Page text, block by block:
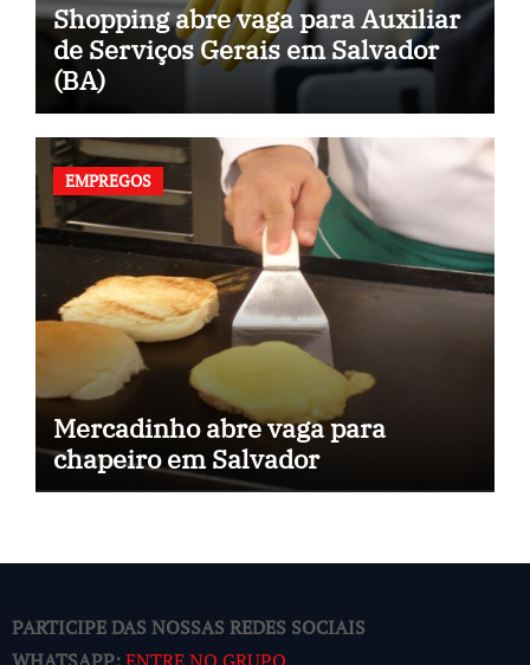
Shopping abre vaga para Auxiliar
de Serviços Gerais em Salvador
(BA)
EMPREGOS
Mercadinho abre vaga para
chapeiro em Salvador
PARTICIPE DAS NOSSAS REDES SOCIAIS